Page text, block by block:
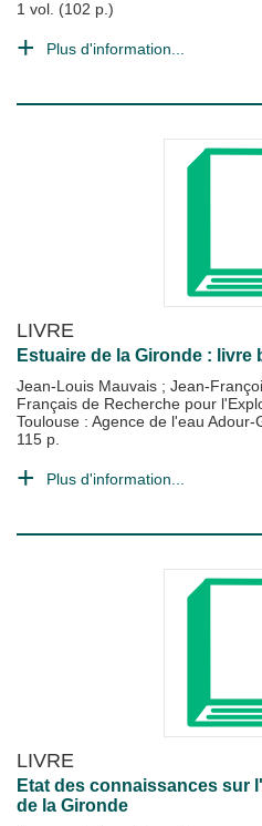
1 vol. (102 p.)
Plus d'information...
LIVRE
Estuaire de la Gironde : livre
Jean-Louis Mauvais ; Jean-
Français de Recherche pour
Toulouse : Agence de l'eau Adour-
115 p.
Plus d'information...
LIVRE
Etat des connaissances sur
de la Gironde